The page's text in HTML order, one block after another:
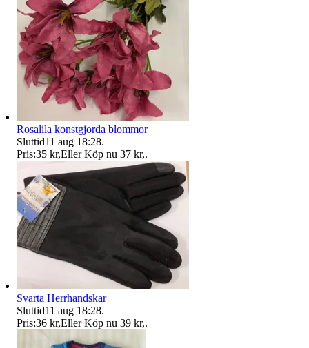
Rosalila konstgjorda blommor
Sluttid11 aug 18:28.
Pris:35 kr,Eller Köp nu 37 kr,.
Svarta Herrhandskar
Sluttid11 aug 18:28.
Pris:36 kr,Eller Köp nu 39 kr,.